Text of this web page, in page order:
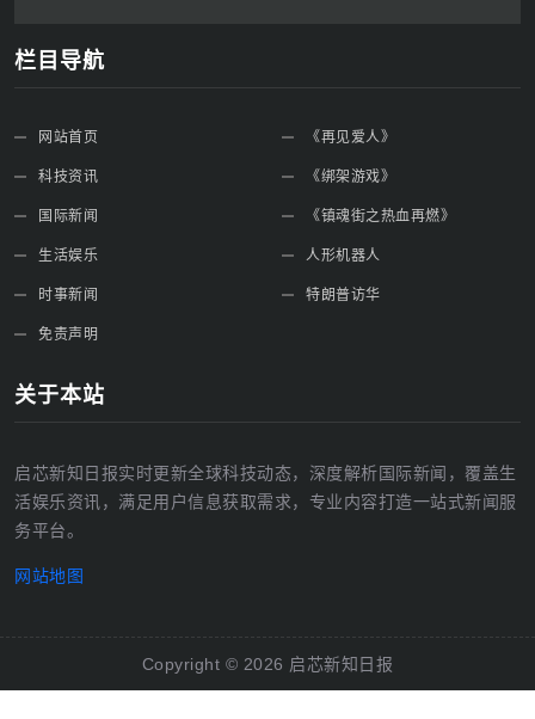
栏目导航
网站首页
科技资讯
国际新闻
生活娱乐
时事新闻
免责声明
《再见爱人》
《绑架游戏》
《镇魂街之热血再燃》
人形机器人
特朗普访华
关于本站
启芯新知日报实时更新全球科技动态，深度解析国际新闻，覆盖生
活娱乐资讯，满足用户信息获取需求，专业内容打造一站式新闻服
务平台。
网站地图
Copyright © 2026 启芯新知日报